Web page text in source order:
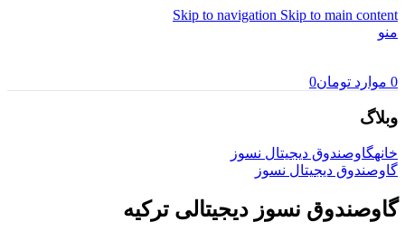
Skip to navigation Skip to main content
منو
0 موارد تومان0
وبلاگ
خانهگاوصندوق دیجیتال نسوز
گاوصندوق دیجیتال نسوز
گاوصندوق نسوز دیجیتالی ترکیه